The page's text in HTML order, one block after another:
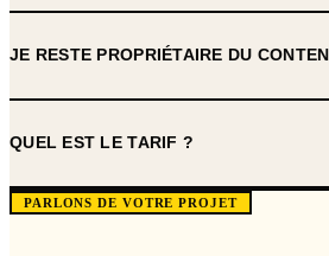
JE RESTE PROPRIÉTAIRE DU
QUEL EST LE TARIF ?
PARLONS DE VOTRE PROJET